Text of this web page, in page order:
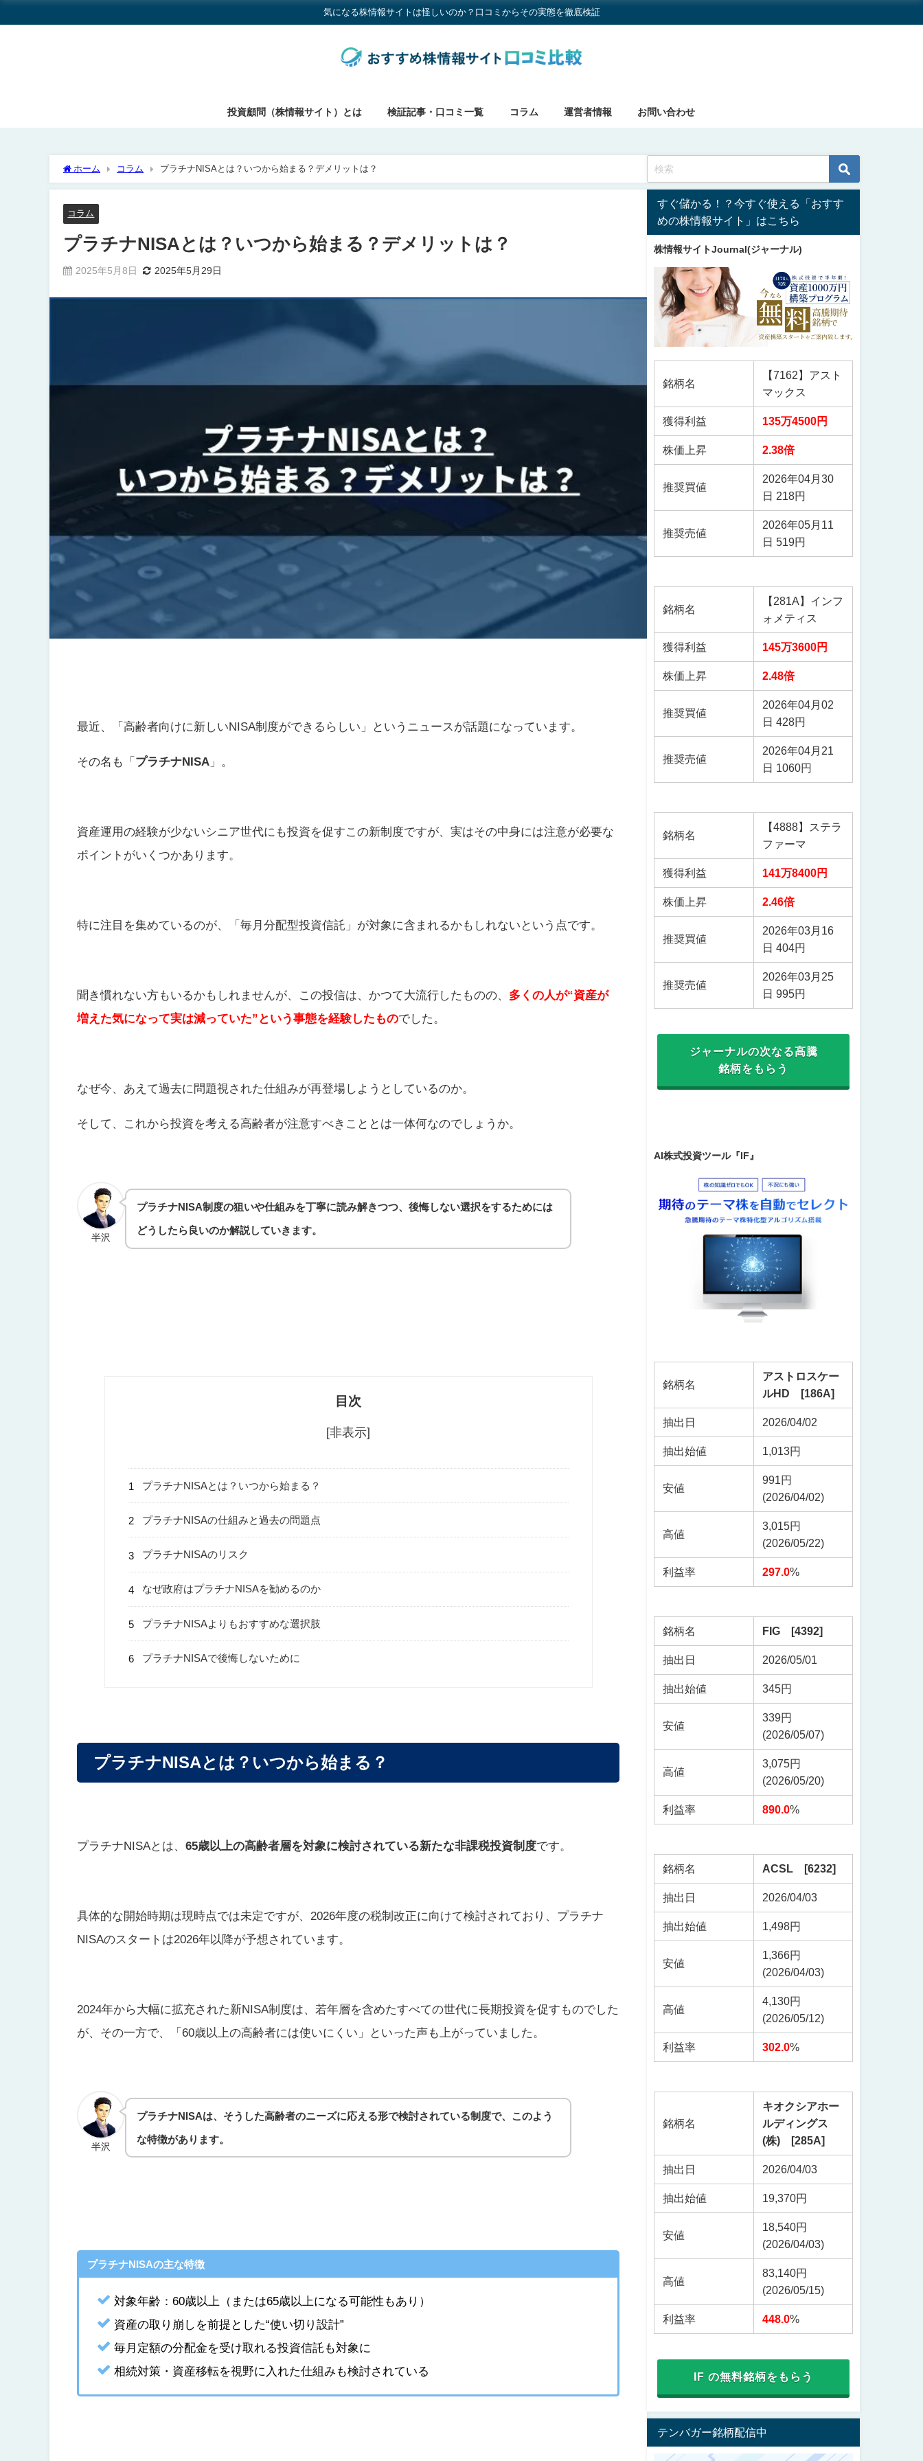
気になる株情報サイトは怪しいのか？口コミからその実態を徹底検証
投資顧問（株情報サイト）とは 検証記事・口コミ一覧 コラム 運営者情報 お問い合わせ
ホーム コラム プラチナNISAとは？いつから始まる？デメリットは？
コラム
プラチナNISAとは？いつから始まる？デメリットは？
2025年5月8日 2025年5月29日
最近、「高齢者向けに新しいNISA制度ができるらしい」というニュースが話題になっています。
その名も「 プラチナNISA 」。
資産運用の経験が少ないシニア世代にも投資を促すこの新制度ですが、実はその中身には注意が必要な
ポイントがいくつかあります。
特に注目を集めているのが、「毎月分配型投資信託」が対象に含まれるかもしれないという点です。
聞き慣れない方もいるかもしれませんが、この投信は、かつて大流行したものの、 多くの人が“資産が
増えた気になって実は減っていた”という事態を経験したものでした。
なぜ今、あえて過去に問題視された仕組みが再登場しようとしているのか。
そして、これから投資を考える高齢者が注意すべきこととは一体何なのでしょうか。
半沢
プラチナNISA制度の狙いや仕組みを丁寧に読み解きつつ、後悔しない選択をするためには
どうしたら良いのか解説していきます。
目次
[非表示]
プラチナNISAとは？いつから始まる？
プラチナNISAの仕組みと過去の問題点
プラチナNISAのリスク
なぜ政府はプラチナNISAを勧めるのか
プラチナNISAよりもおすすめな選択肢
プラチナNISAで後悔しないために
プラチナNISAとは？いつから始まる？
プラチナNISAとは、 65歳以上の高齢者層を対象に検討されている新たな非課税投資制度です。
具体的な開始時期は現時点では未定ですが、2026年度の税制改正に向けて検討されており、プラチナ
NISAのスタートは2026年以降が予想されています。
2024年から大幅に拡充された新NISA制度は、若年層を含めたすべての世代に長期投資を促すものでした
が、その一方で、「60歳以上の高齢者には使いにくい」といった声も上がっていました。
半沢
プラチナNISAは、そうした高齢者のニーズに応える形で検討されている制度で、このよう
な特徴があります。
プラチナNISAの主な特徴
対象年齢：60歳以上（または65歳以上になる可能性もあり）
資産の取り崩しを前提とした“使い切り設計”
毎月定額の分配金を受け取れる投資信託も対象に
相続対策・資産移転を視野に入れた仕組みも検討されている
すぐ儲かる！？今すぐ使える「おすす
めの株情報サイト」はこちら
株情報サイトJournal(ジャーナル)
銘柄名
【7162】アスト
マックス
獲得利益 135万4500円
株価上昇 2.38倍
推奨買値
2026年04月30
日 218円
推奨売値
2026年05月11
日 519円
銘柄名
【281A】インフ
ォメティス
獲得利益 145万3600円
株価上昇 2.48倍
推奨買値
2026年04月02
日 428円
推奨売値
2026年04月21
日 1060円
銘柄名
【4888】ステラ
ファーマ
獲得利益 141万8400円
株価上昇 2.46倍
推奨買値
2026年03月16
日 404円
推奨売値
2026年03月25
日 995円
ジャーナルの次なる高騰
銘柄をもらう
AI株式投資ツール『IF』
銘柄名
アストロスケー
ルHD [186A]
抽出日 2026/04/02
抽出始値 1,013円
安値
991円
(2026/04/02)
高値
3,015円
(2026/05/22)
利益率 297.0%
銘柄名 FIG [4392]
抽出日 2026/05/01
抽出始値 345円
安値
339円
(2026/05/07)
高値
3,075円
(2026/05/20)
利益率 890.0%
銘柄名 ACSL [6232]
抽出日 2026/04/03
抽出始値 1,498円
安値
1,366円
(2026/04/03)
高値
4,130円
(2026/05/12)
利益率 302.0%
銘柄名
キオクシアホー
ルディングス
(株) [285A]
抽出日 2026/04/03
抽出始値 19,370円
安値
18,540円
(2026/04/03)
高値
83,140円
(2026/05/15)
利益率 448.0%
IF の無料銘柄をもらう
テンバガー銘柄配信中